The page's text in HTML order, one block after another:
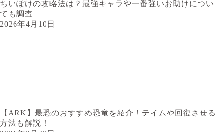
ちいぽけの攻略法は？最強キャラや一番強いお助けについ
ても調査
2026年4月10日
【ARK】最恐のおすすめ恐竜を紹介！テイムや回復させる
方法も解説！